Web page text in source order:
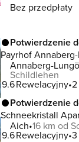
Bez przedpłaty
Potwierdzenie
Payrhof
Annaberg-
Schildlehen
9.6Rewelacyjny
Potwierdzenie
Schneekristall
Aich 16 km od
9.6Rewelacyjny